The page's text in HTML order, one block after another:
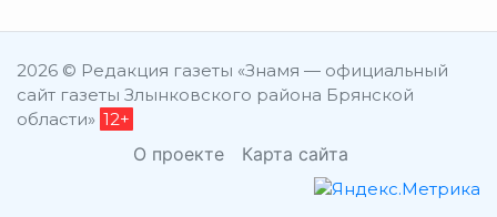
2026 © Редакция газеты «Знамя — официальный
сайт газеты Злынковского района Брянской
области» 12+
О проекте Карта сайта